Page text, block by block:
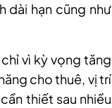
dài hạn cũng như
vì kỳ vọng tăng
cho thuê, vị trí
thiết sau nhiều